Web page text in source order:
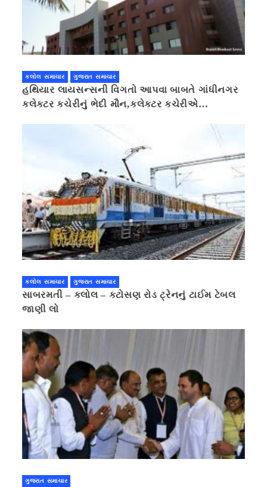
કલોલ સમાચાર ગુજરાત સમાચાર
હથિયાર લાયસન્સની વિગતો આપવા બાબતે ગાંધીનગર
કલેક્ટર કચેરીનું ભેદી મૌન,કલેક્ટર કચેરીએ
કલોલ સમાચાર ગુજરાત સમાચાર
સાબરમતી – કલોલ – કટોસણ રોડ ટ્રેનનું ટાઈમ ટેબલ
જાણી લો
ગુજરાત સમાચાર